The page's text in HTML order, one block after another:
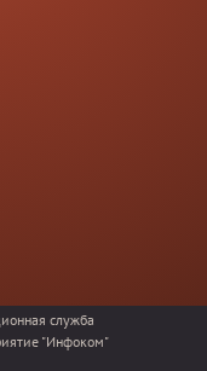
служба
"Инфоком"